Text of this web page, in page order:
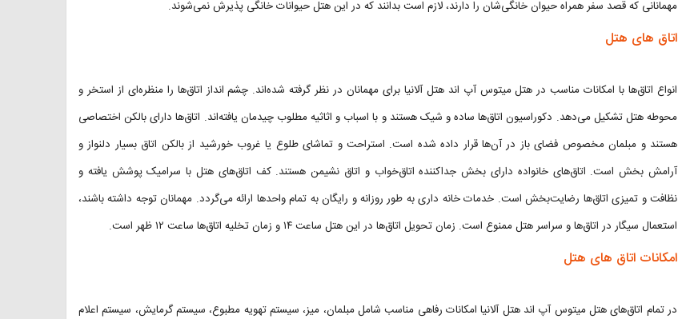
مهمانانی که قصد سفر همراه حیوان خانگی‌شان را دارند، لازم است بدانند که در این هتل حیوانات خانگی پذیرش نمی‌شوند.
اتاق‌ های هتل
انواع اتاق‌ها با امکانات مناسب در هتل میتوس آپ اند هتل آلانیا برای مهمانان در نظر گرفته شده‌اند. چشم انداز اتاق‌ها را منظره‌ای از استخر و
محوطه هتل تشکیل می‌دهد. دکوراسیون اتاق‌ها ساده و شیک هستند و با اسباب و اثاثیه مطلوب چیدمان یافته‌اند. اتاق‌ها دارای بالکن اختصاصی
هستند و مبلمان مخصوص فضای باز در آن‌ها قرار داده شده است. استراحت و تماشای طلوع یا غروب خورشید از بالکن اتاق بسیار دلنواز و
آرامش بخش است. اتاق‌های خانواده دارای بخش جداکننده اتاق‌خواب و اتاق نشیمن هستند. کف اتاق‌های هتل با سرامیک‌ پوشش یافته و
نظافت و تمیزی اتاق‌ها رضایت‌بخش است. خدمات خانه داری به طور روزانه و رایگان به تمام واحدها ارائه می‌گردد. مهمانان توجه داشته باشند،
استعمال سیگار در اتاق‌ها و سراسر هتل ممنوع است. زمان تحویل اتاق‌ها در این هتل ساعت ۱۴ و زمان تخلیه اتاق‌ها ساعت ۱۲ ظهر است.
امکانات اتاق های هتل
در تمام اتاق‌های هتل میتوس آپ اند هتل آلانیا امکانات رفاهی مناسب شامل مبلمان، میز، سیستم تهویه مطبوع، سیستم گرمایش، سیستم اعلام